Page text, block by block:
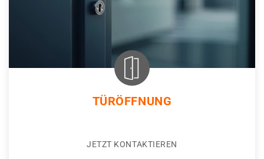
TÜRÖFFNUNG
JETZT KONTAKTIEREN